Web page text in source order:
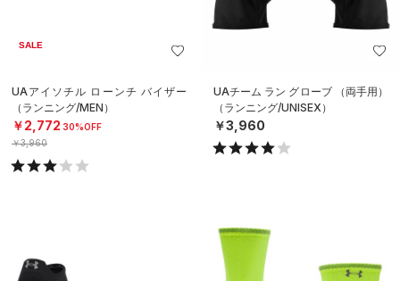
SALE
UAアイソチル ローンチ バイザー
（ランニング/MEN）
￥2,772 30%OFF
￥3,960
UAチーム ラン グローブ （両手用）
（ランニング/UNISEX）
￥3,960